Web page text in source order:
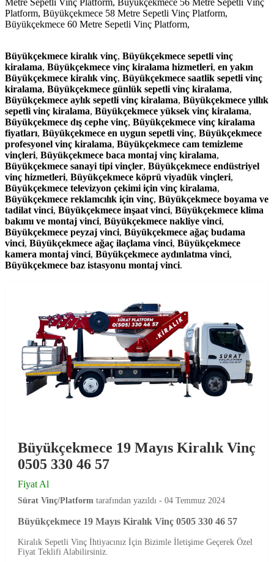
Metre Sepetli Vinç Platform, Büyükçekmece 56 Metre Sepetli Vinç
Platform, Büyükçekmece 58 Metre Sepetli Vinç Platform,
Büyükçekmece 60 Metre Sepetli Vinç Platform,
Büyükçekmece kiralık vinç, Büyükçekmece sepetli vinç
kiralama, Büyükçekmece vinç kiralama hizmetleri, en yakın
Büyükçekmece kiralık vinç, Büyükçekmece saatlik sepetli vinç
kiralama, Büyükçekmece günlük sepetli vinç kiralama,
Büyükçekmece aylık sepetli vinç kiralama, Büyükçekmece yıllık
sepetli vinç kiralama, Büyükçekmece yüksek vinç kiralama,
Büyükçekmece dış cephe vinç, Büyükçekmece vinç kiralama
fiyatları, Büyükçekmece en uygun sepetli vinç, Büyükçekmece
profesyonel vinç kiralama, Büyükçekmece cam temizleme
vinçleri, Büyükçekmece baca montaj vinç kiralama,
Büyükçekmece sanayi tipi vinçler, Büyükçekmece endüstriyel
vinç hizmetleri, Büyükçekmece köprü viyadük vinçleri,
Büyükçekmece televizyon çekimi için vinç kiralama,
Büyükçekmece reklamcılık için vinç, Büyükçekmece boyama ve
tadilat vinci, Büyükçekmece inşaat vinci, Büyükçekmece klima
bakımı ve montaj vinci, Büyükçekmece nakliye vinci,
Büyükçekmece peyzaj vinci, Büyükçekmece ağaç budama
vinci, Büyükçekmece ağaç ilaçlama vinci, Büyükçekmece
kamera montaj vinci, Büyükçekmece aydınlatma vinci,
Büyükçekmece baz istasyonu montaj vinci.
Büyükçekmece 19 Mayıs Kiralık Vinç
0505 330 46 57
Fiyat Al
Sürat Vinç/Platform tarafından yazıldı - 04 Temmuz 2024
Büyükçekmece 19 Mayıs Kiralık Vinç 0505 330 46 57
Kiralık Sepetli Vinç İhtiyacınız İçin Bizimle İletişime Geçerek Özel
Fiyat Teklifi Alabilirsiniz.